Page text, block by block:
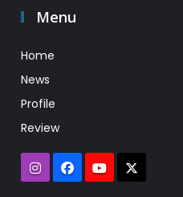
Menu
Home
News
Profile
Review